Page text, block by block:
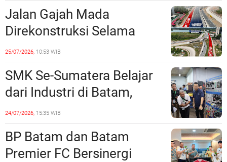
Jalan Gajah Mada
Direkonstruksi Selama
Empat Minggu, Ini Skema
Rekayasa Lalu Lintasnya
25/07/2026, 10:53 WIB
SMK Se-Sumatera Belajar
dari Industri di Batam,
Siapkan Lulusan Siap Kerja
Era Digital
24/07/2026, 15:35 WIB
BP Batam dan Batam
Premier FC Bersinergi